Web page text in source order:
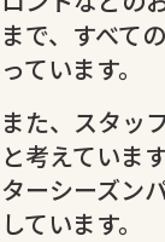
まで、すべて
っています。
また、スタッ
と考えていま
ターシーズン
しています。